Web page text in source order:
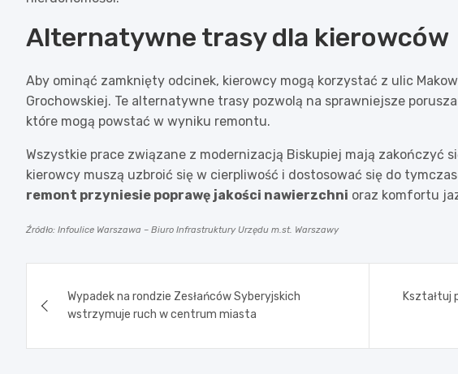
Alternatywne trasy dla kierowców
Aby ominąć zamknięty odcinek, kierowcy mogą korzystać z ulic
Grochowskiej. Te alternatywne trasy pozwolą na sprawniejsze
które mogą powstać w wyniku remontu.
Wszystkie prace związane z modernizacją Biskupiej mają zakończyć
kierowcy muszą uzbroić się w cierpliwość i dostosować się do
remont przyniesie poprawę jakości nawierzchni oraz komfortu
Źródło: Infoulice Warszawa – Biuro Infrastruktury Urzędu m.st. Warszawy
wpisu
Wypadek na rondzie Zesłańców Syberyjskich
wstrzymuje ruch w centrum miasta
Kształtuj